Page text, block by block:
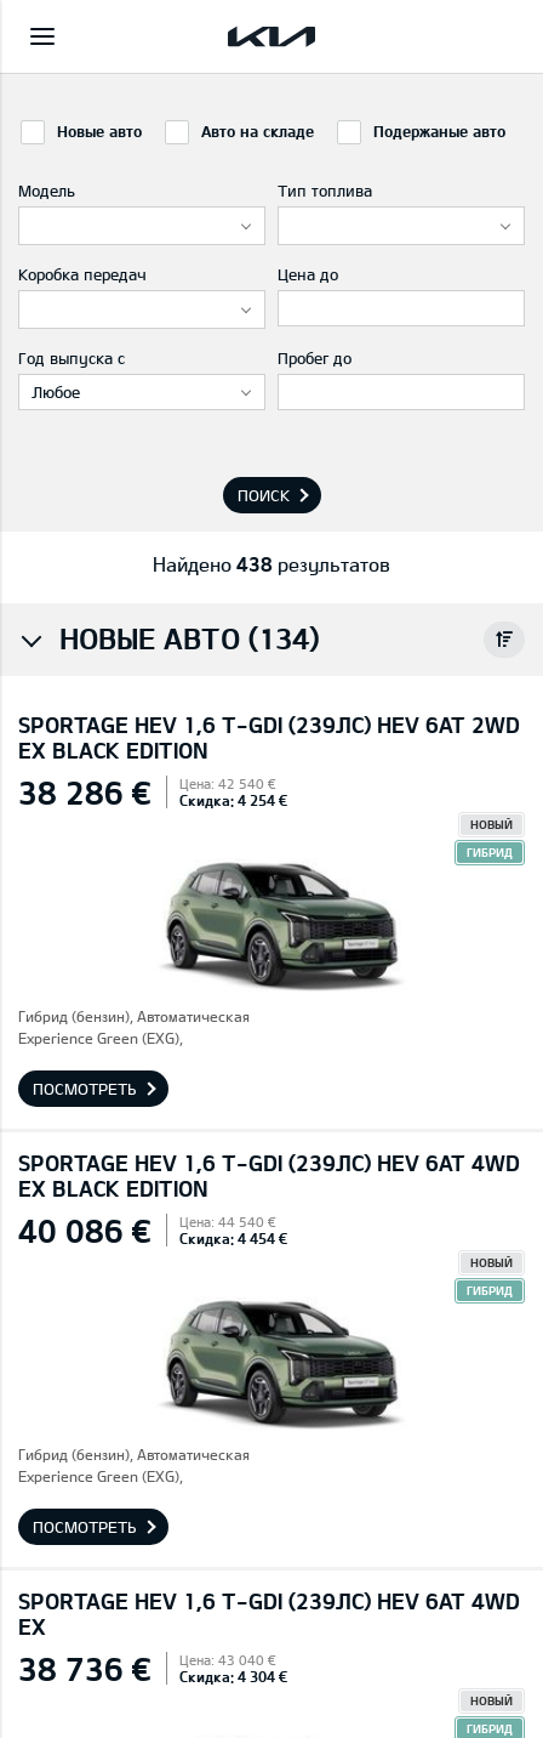
Новые авто Авто на складе Подержаные авто
Модель Тип топлива
Коробка передач Цена до
Год выпуска с
Любое
Пробег до
ПОИСК
Найдено 438 результатов
НОВЫЕ АВТО (134)
SPORTAGE HEV 1,6 T-GDI (239ЛС) HEV 6AT 2WD
EX BLACK EDITION
38 286 € Цена: 42 540 €
Скидка: 4 254 €
НОВЫЙ
ГИБРИД
Гибрид (бензин), Автоматическая
Experience Green (EXG),
ПОСМОТРЕТЬ
SPORTAGE HEV 1,6 T-GDI (239ЛС) HEV 6AT 4WD
EX BLACK EDITION
40 086 € Цена: 44 540 €
Скидка: 4 454 €
НОВЫЙ
ГИБРИД
Гибрид (бензин), Автоматическая
Experience Green (EXG),
ПОСМОТРЕТЬ
SPORTAGE HEV 1,6 T-GDI (239ЛС) HEV 6AT 4WD
EX
38 736 € Цена: 43 040 €
Скидка: 4 304 €
НОВЫЙ
ГИБРИД